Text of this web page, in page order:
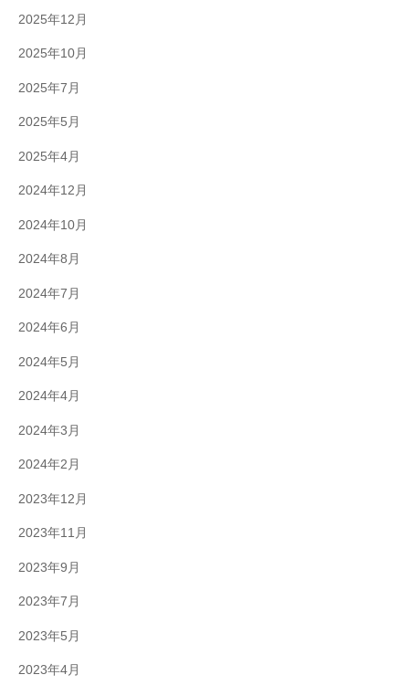
2025年12月
2025年10月
2025年7月
2025年5月
2025年4月
2024年12月
2024年10月
2024年8月
2024年7月
2024年6月
2024年5月
2024年4月
2024年3月
2024年2月
2023年12月
2023年11月
2023年9月
2023年7月
2023年5月
2023年4月